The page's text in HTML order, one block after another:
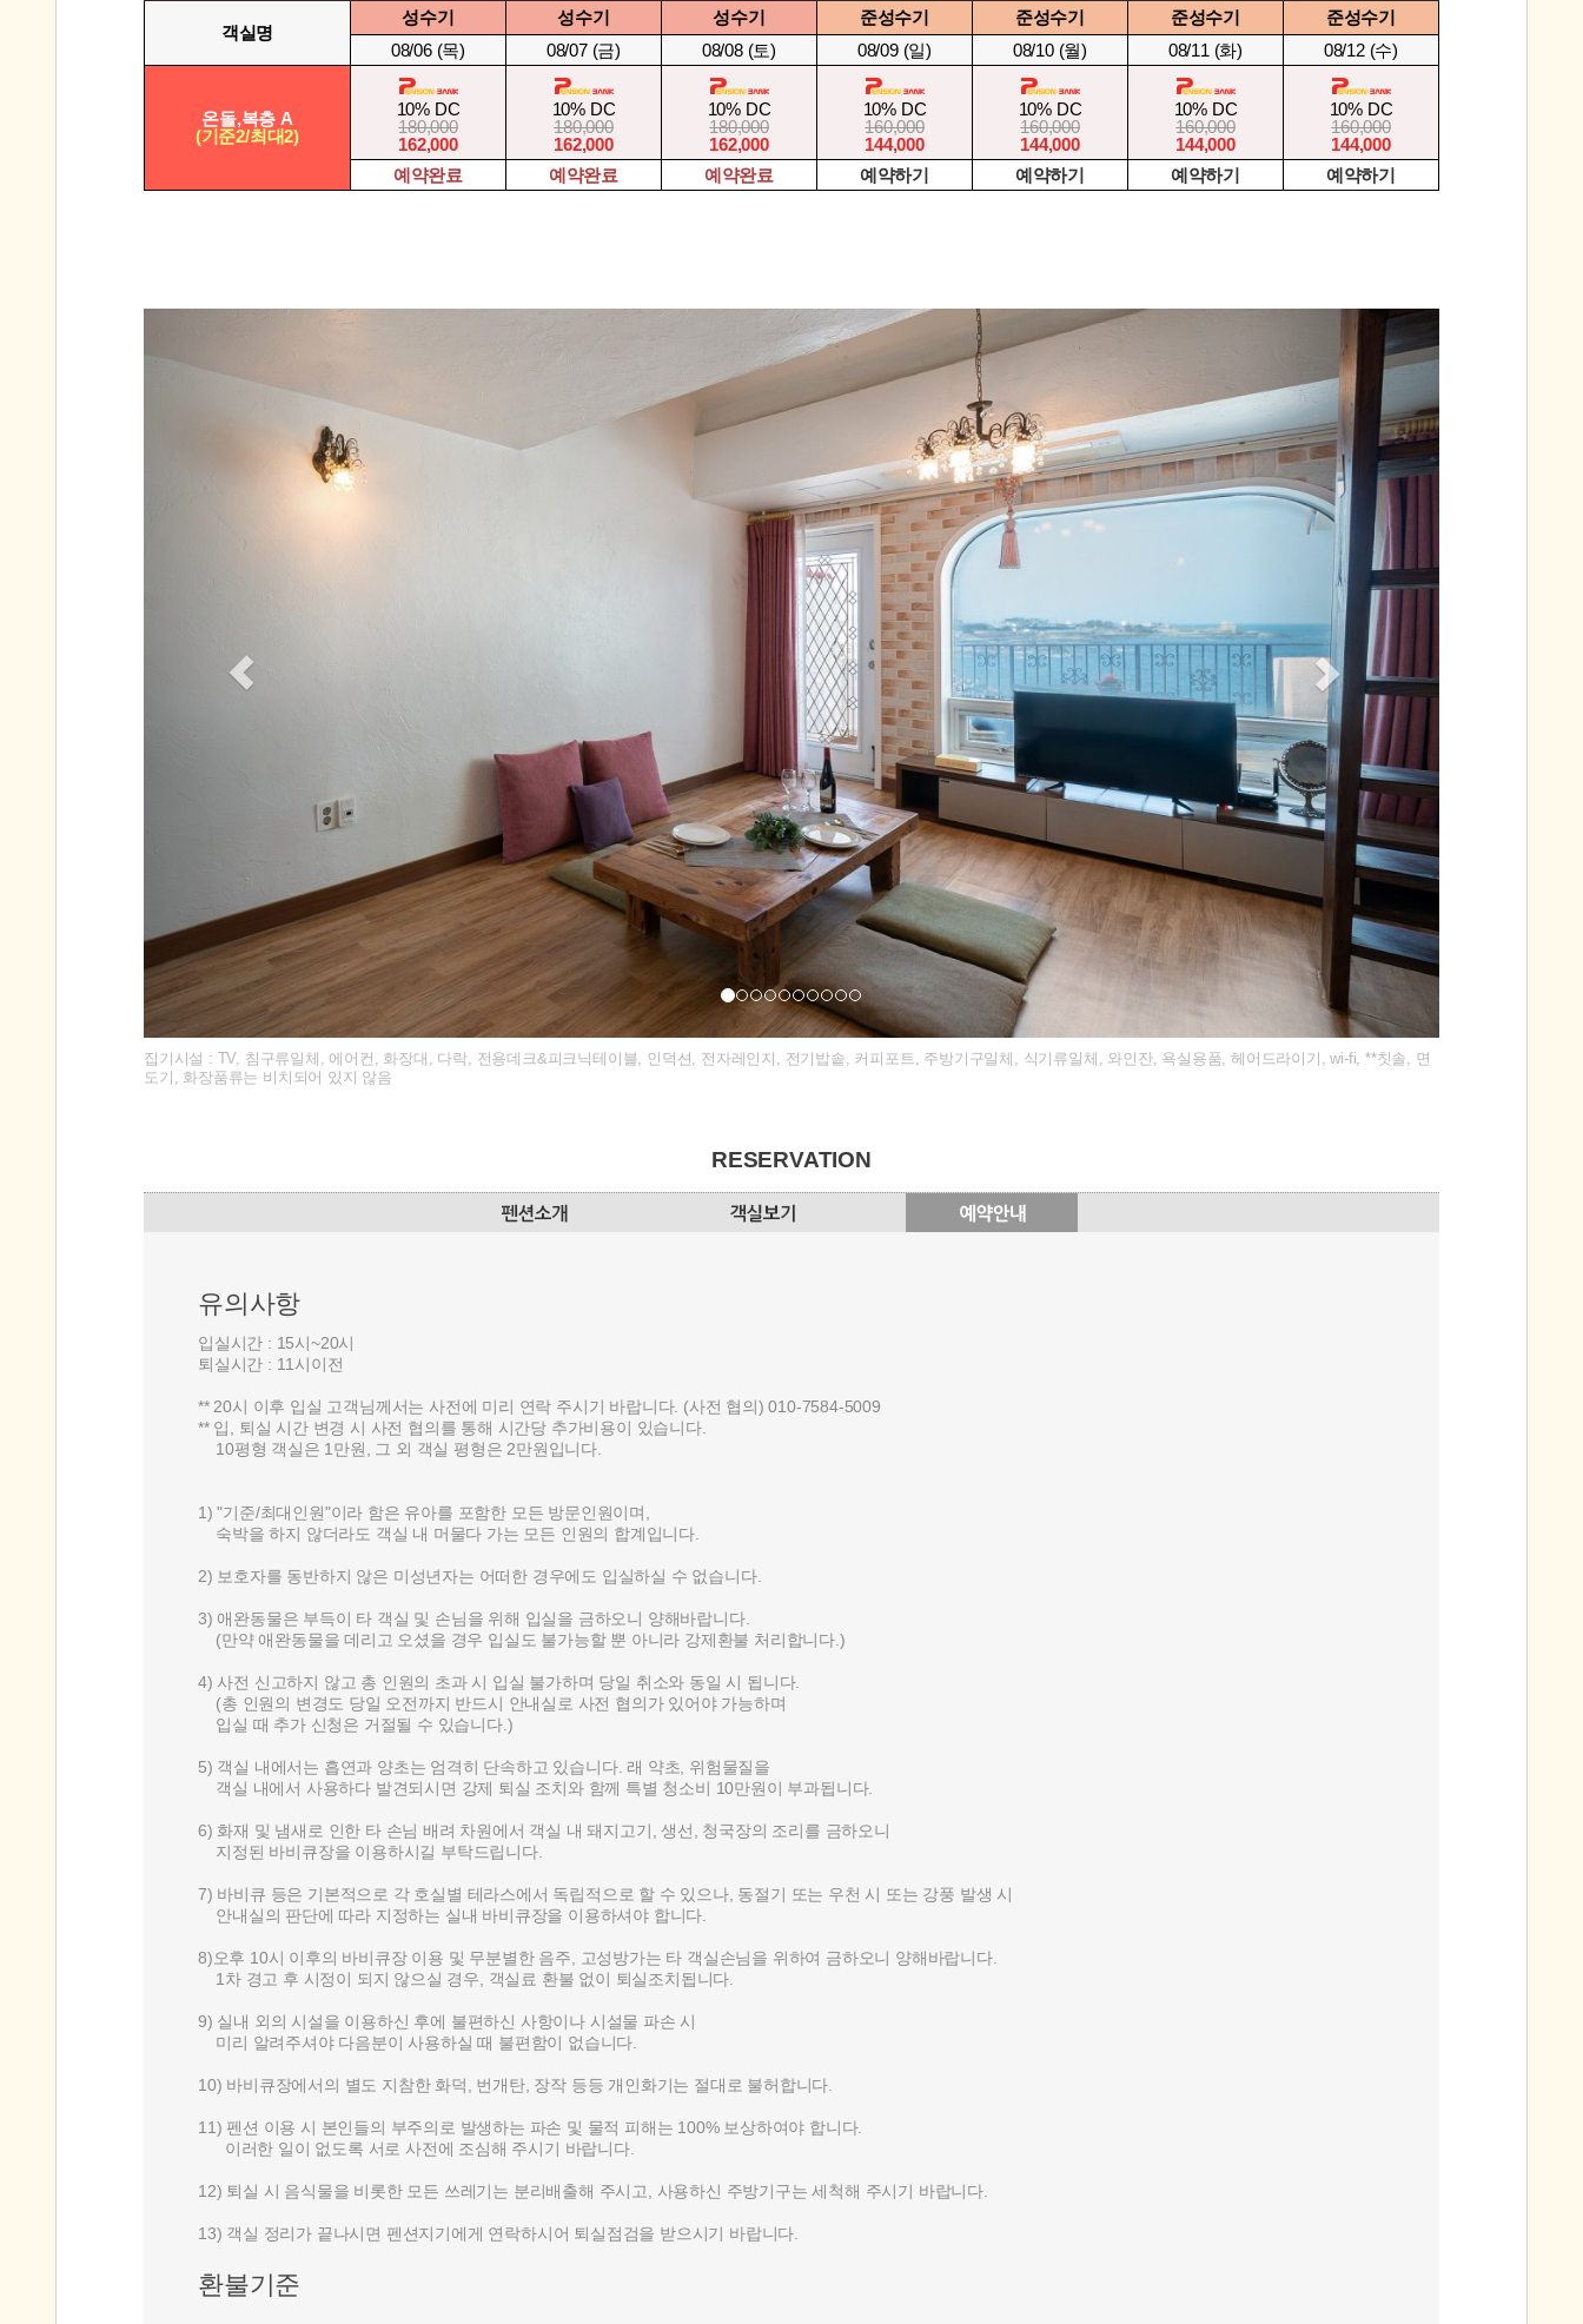
집기시설 : TV, 침구류일체, 에어컨, 화장대, 다락, 전용데크&피크닉테이블, 인덕션, 전자레인지, 전기밥솥, 커피포트, 주방기구일체, 식기류일체, 와인잔, 욕실용품, 헤어드라이기, wi-fi, **칫솔, 면
도기, 화장품류는 비치되어 있지 않음
RESERVATION
유의사항
입실시간 : 15시~20시
퇴실시간 : 11시이전
** 20시 이후 입실 고객님께서는 사전에 미리 연락 주시기 바랍니다. (사전 협의) 010-7584-5009
** 입, 퇴실 시간 변경 시 사전 협의를 통해 시간당 추가비용이 있습니다.
10평형 객실은 1만원, 그 외 객실 평형은 2만원입니다.
1) "기준/최대인원"이라 함은 유아를 포함한 모든 방문인원이며,
숙박을 하지 않더라도 객실 내 머물다 가는 모든 인원의 합계입니다.
2) 보호자를 동반하지 않은 미성년자는 어떠한 경우에도 입실하실 수 없습니다.
3) 애완동물은 부득이 타 객실 및 손님을 위해 입실을 금하오니 양해바랍니다.
(만약 애완동물을 데리고 오셨을 경우 입실도 불가능할 뿐 아니라 강제환불 처리합니다.)
4) 사전 신고하지 않고 총 인원의 초과 시 입실 불가하며 당일 취소와 동일 시 됩니다.
(총 인원의 변경도 당일 오전까지 반드시 안내실로 사전 협의가 있어야 가능하며
입실 때 추가 신청은 거절될 수 있습니다.)
5) 객실 내에서는 흡연과 양초는 엄격히 단속하고 있습니다. 래 약초, 위험물질을
객실 내에서 사용하다 발견되시면 강제 퇴실 조치와 함께 특별 청소비 10만원이 부과됩니다.
6) 화재 및 냄새로 인한 타 손님 배려 차원에서 객실 내 돼지고기, 생선, 청국장의 조리를 금하오니
지정된 바비큐장을 이용하시길 부탁드립니다.
7) 바비큐 등은 기본적으로 각 호실별 테라스에서 독립적으로 할 수 있으나, 동절기 또는 우천 시 또는 강풍 발생 시
안내실의 판단에 따라 지정하는 실내 바비큐장을 이용하셔야 합니다.
8)오후 10시 이후의 바비큐장 이용 및 무분별한 음주, 고성방가는 타 객실손님을 위하여 금하오니 양해바랍니다.
1차 경고 후 시정이 되지 않으실 경우, 객실료 환불 없이 퇴실조치됩니다.
9) 실내 외의 시설을 이용하신 후에 불편하신 사항이나 시설물 파손 시
미리 알려주셔야 다음분이 사용하실 때 불편함이 없습니다.
10) 바비큐장에서의 별도 지참한 화덕, 번개탄, 장작 등등 개인화기는 절대로 불허합니다.
11) 펜션 이용 시 본인들의 부주의로 발생하는 파손 및 물적 피해는 100% 보상하여야 합니다.
이러한 일이 없도록 서로 사전에 조심해 주시기 바랍니다.
12) 퇴실 시 음식물을 비롯한 모든 쓰레기는 분리배출해 주시고, 사용하신 주방기구는 세척해 주시기 바랍니다.
13) 객실 정리가 끝나시면 펜션지기에게 연락하시어 퇴실점검을 받으시기 바랍니다.
환불기준